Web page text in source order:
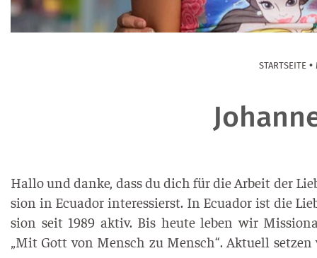
STARTSEITE •
Hal­lo und dan­ke, dass du dich für die Arbeit der
si­on in Ecua­dor inter­es­sierst. In Ecua­dor ist die
si­on seit 1989 aktiv. Bis heu­te leben wir
„Mit Gott von Mensch zu Mensch“. Aktu­ell